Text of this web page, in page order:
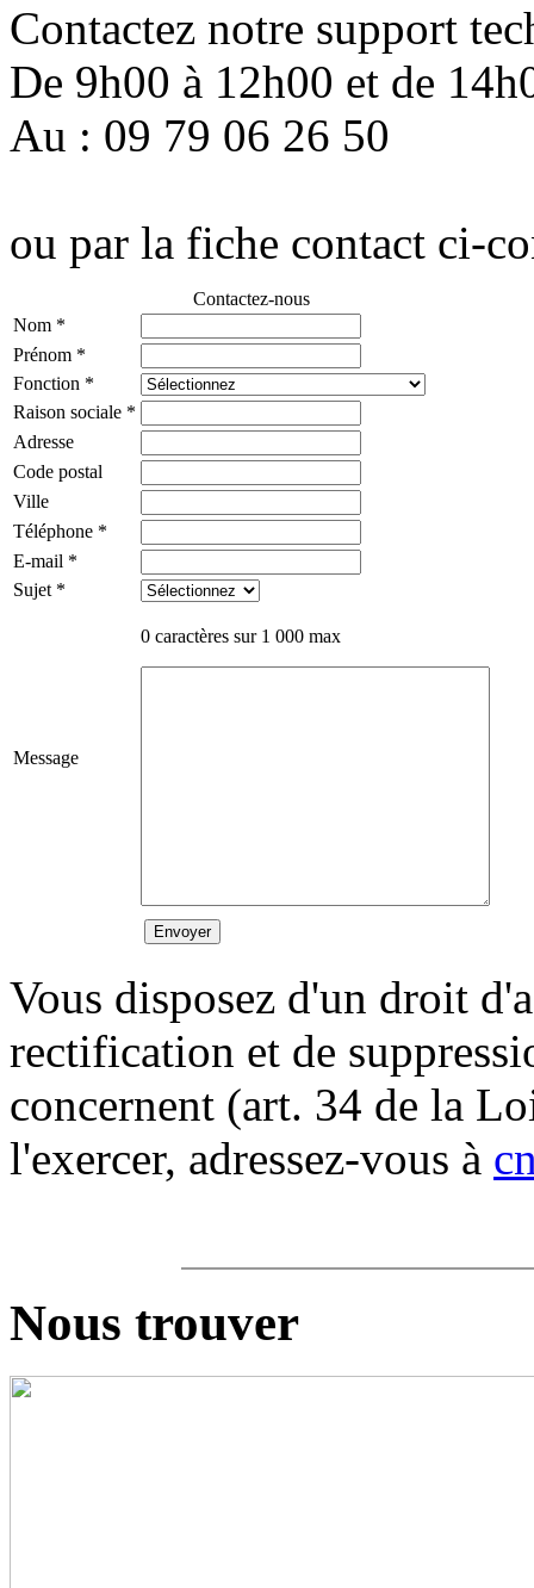
Contactez notre support
De 9h00 à 12h00 et de
Au : 09 79 06 26 50
ou par la fiche contact ci-
Contactez-nous
Nom *
Prénom *
Fonction *
Raison sociale *
Adresse
Code postal
Ville
Téléphone *
E-mail *
Sujet *
Message
0 caractères sur 1 000 max
Vous disposez d'un droit
rectification et de
concernent (art. 34 de la
l'exercer, adressez-vous à
Nous trouver